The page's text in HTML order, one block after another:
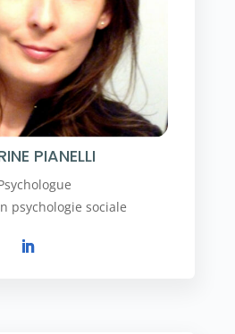
PIANELLI
psychologie sociale